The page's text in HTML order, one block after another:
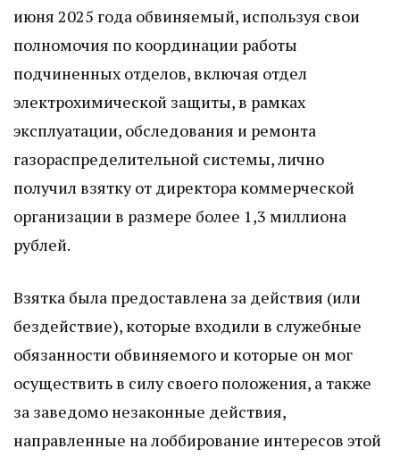
июня 2025 года обвиняемый, используя свои
полномочия по координации работы
подчиненных отделов, включая отдел
электрохимической защиты, в рамках
эксплуатации, обследования и ремонта
газораспределительной системы, лично
получил взятку от директора коммерческой
организации в размере более 1,3 миллиона
рублей.
Взятка была предоставлена за действия (или
бездействие), которые входили в служебные
обязанности обвиняемого и которые он мог
осуществить в силу своего положения, а также
за заведомо незаконные действия,
направленные на лоббирование интересов этой